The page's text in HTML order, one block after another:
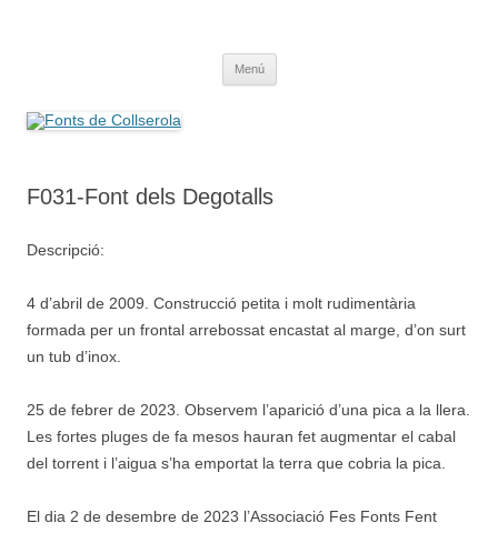
Menú
F031-Font dels Degotalls
Descripció:
4 d’abril de 2009. Construcció petita i molt rudimentària
formada per un frontal arrebossat encastat al marge, d’on surt
un tub d’inox.
25 de febrer de 2023. Observem l’aparició d’una pica a la llera.
Les fortes pluges de fa mesos hauran fet augmentar el cabal
del torrent i l’aigua s’ha emportat la terra que cobria la pica.
El dia 2 de desembre de 2023 l’Associació Fes Fonts Fent